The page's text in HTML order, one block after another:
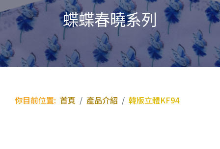
蝶蝶春曉系列
你目前位置: 首頁 產品介紹 韓版立體KF94